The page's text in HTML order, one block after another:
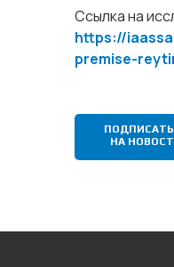
Ссылка на
https://
premise-
НА